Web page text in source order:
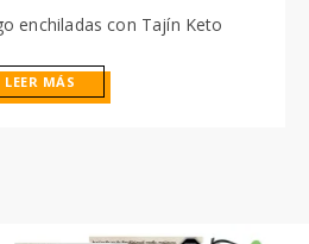
enchiladas con Tajín Keto
LEER MÁS